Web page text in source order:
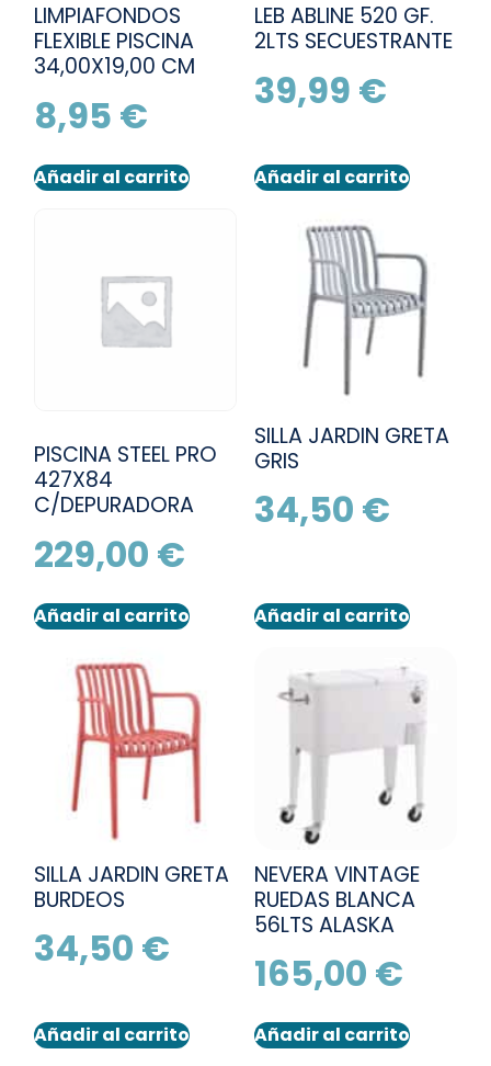
LIMPIAFONDOS
FLEXIBLE PISCINA
34,00X19,00 CM
8,95 €
Añadir al carrito
LEB ABLINE 520 GF.
2LTS SECUESTRANTE
39,99 €
Añadir al carrito
PISCINA STEEL PRO
427X84
C/DEPURADORA
229,00 €
Añadir al carrito
SILLA JARDIN GRETA
GRIS
34,50 €
Añadir al carrito
SILLA JARDIN GRETA
BURDEOS
34,50 €
Añadir al carrito
NEVERA VINTAGE
RUEDAS BLANCA
56LTS ALASKA
165,00 €
Añadir al carrito